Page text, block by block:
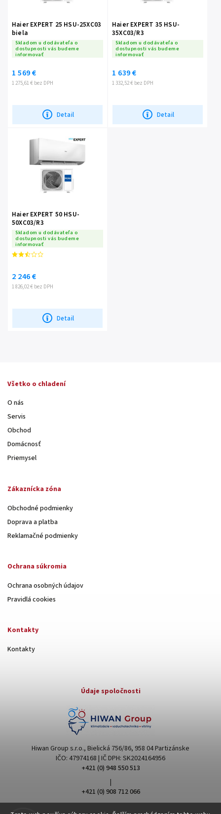
Haier EXPERT 25 HSU-25XC03
biela
Skladom u dodávateľa o
dostupnosti vás budeme
informovať
1 275,61 € bez DPH
1 569 €
Detail
Haier EXPERT 35 HSU-
35XC03/R3
Skladom u dodávateľa o
dostupnosti vás budeme
informovať
1 332,52 € bez DPH
1 639 €
Detail
Haier EXPERT 50 HSU-
50XC03/R3
Skladom u dodávateľa o
dostupnosti vás budeme
informovať
1 826,02 € bez DPH
2 246 €
Detail
Všetko o chladení
O nás
Servis
Obchod
Domácnosť
Priemysel
Zákaznícka zóna
Obchodné podmienky
Doprava a platba
Reklamačné podmienky
Ochrana súkromia
Ochrana osobných údajov
Pravidlá cookies
Kontakty
Kontakty
Údaje spoločnosti
Hiwan Group s.r.o., Bielická 756/86, 958 04 Partizánske
IČO: 47974168 | IČ DPH: SK2024164956
+421 (0) 948 550 513
|
+421 (0) 908 712 066
hiwangroup@hiwangroup.com